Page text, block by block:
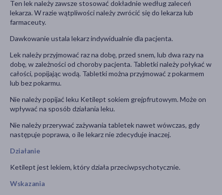
Ten lek należy zawsze stosować dokładnie według zaleceń
lekarza. W razie wątpliwości należy zwrócić się do lekarza lub
farmaceuty.
Dawkowanie ustala lekarz indywidualnie dla pacjenta.
Lek należy przyjmować raz na dobę, przed snem, lub dwa razy na
dobę, w zależności od choroby pacjenta. Tabletki należy połykać w
całości, popijając wodą. Tabletki można przyjmować z pokarmem
lub bez pokarmu.
Nie należy popijać leku Ketilept sokiem grejpfrutowym. Może on
wpływać na sposób działania leku.
Nie należy przerywać zażywania tabletek nawet wówczas, gdy
następuje poprawa, o ile lekarz nie zdecyduje inaczej.
Działanie
Ketilept jest lekiem, który działa przeciwpsychotycznie.
Wskazania